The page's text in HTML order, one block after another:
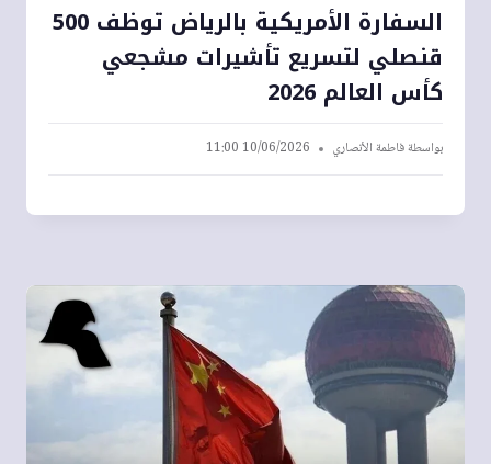
السفارة الأمريكية بالرياض توظف 500
قنصلي لتسريع تأشيرات مشجعي
كأس العالم 2026
بواسطةفاطمة الأنصاري 10/06/2026 11:00